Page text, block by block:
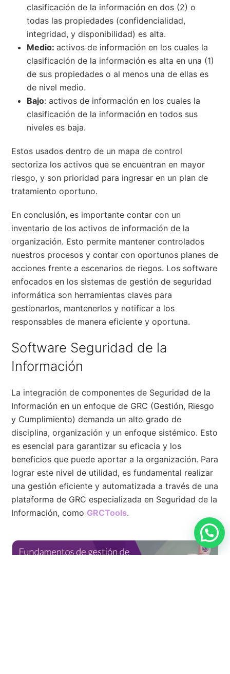
clasificación de la información en dos (2) o
todas las propiedades (confidencialidad,
integridad, y disponibilidad) es alta.
Medio:activos de información en los cuales la
clasificación de la información es alta en una (1)
de sus propiedades o al menos una de ellas es
de nivel medio.
Bajo: activos de información en los cuales la
clasificación de la información en todos sus
niveles es baja.
Estos usados dentro de un mapa de control
sectoriza los activos que se encuentran en mayor
riesgo, y son prioridad para ingresar en un plan de
tratamiento oportuno.
En conclusión, es importante contar con un
inventario de los activos de información de la
organización. Esto permite mantener controlados
nuestros procesos y contar con oportunos planes de
acciones frente a escenarios de riegos. Los software
enfocados en los sistemas de gestión de seguridad
informática son herramientas claves para
gestionarlos, mantenerlos y notificar a los
responsables de manera eficiente y oportuna.
Software Seguridad de la
Información
La integración de componentes de Seguridad de la
Información en un enfoque de GRC (Gestión, Riesgo
y Cumplimiento) demanda un alto grado de
disciplina, organización y un enfoque sistémico. Esto
es esencial para garantizar su eficacia y los
beneficios que puede aportar a la organización. Para
lograr este nivel de utilidad, es fundamental realizar
una gestión eficiente y automatizada a través de una
plataforma de GRC especializada en Seguridad de la
Información, como GRCTools.